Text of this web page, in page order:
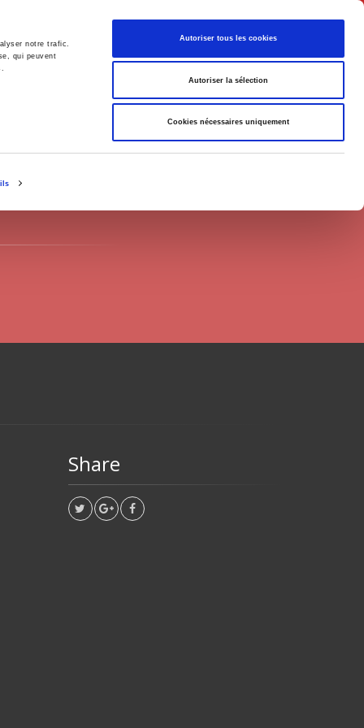
notre trafic.
qui peuvent
Autoriser tous les cookies
Autoriser la sélection
Cookies nécessaires uniquement
English
Share